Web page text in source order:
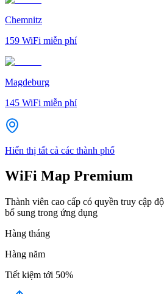
Chemnitz
159 WiFi miễn phí
Magdeburg
145 WiFi miễn phí
Hiển thị tất cả các thành phố
WiFi Map Premium
Thành viên cao cấp có quyền truy cập
bổ sung trong ứng dụng
Hàng tháng
Hàng năm
Tiết kiệm tới 50%